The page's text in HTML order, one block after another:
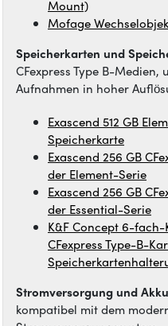
Mount)
Mofage
Speicherkarten und
CFexpress Type B-
Aufnahmen in hoher
Exascend 512 GB
Speicherkarte
Exascend 256 GB
der Element-Serie
Exascend 256 GB
der Essential-Serie
K&F Concept 6-
CFexpress Type-B-
Stromversorgung und
kompatibel mit dem